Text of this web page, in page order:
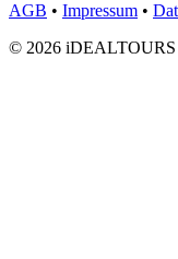
AGB • Impressum •
© 2026 iDEALTOURS